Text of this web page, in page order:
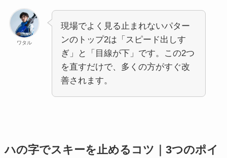
ワタル
現場でよく見る止まれないパター
ンのトップ2は「スピード出しす
ぎ」と「目線が下」です。この2つ
を直すだけで、多くの方がすぐ改
善されます。
ハの字でスキーを止めるコツ｜3つのポイ